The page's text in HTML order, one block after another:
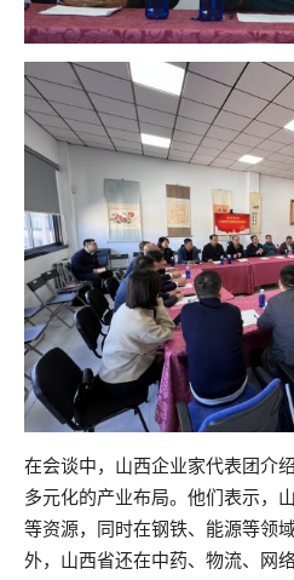
在会谈中，山西企业家代表团介
多元化的产业布局。他们表示，
等资源，同时在钢铁、能源等领
外，山西省还在中药、物流、网